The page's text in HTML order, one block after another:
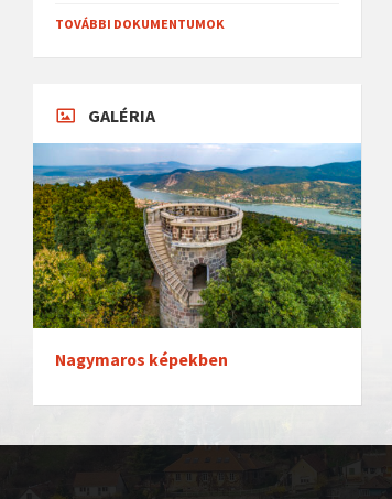
TOVÁBBI DOKUMENTUMOK
GALÉRIA
Nagymaros képekben